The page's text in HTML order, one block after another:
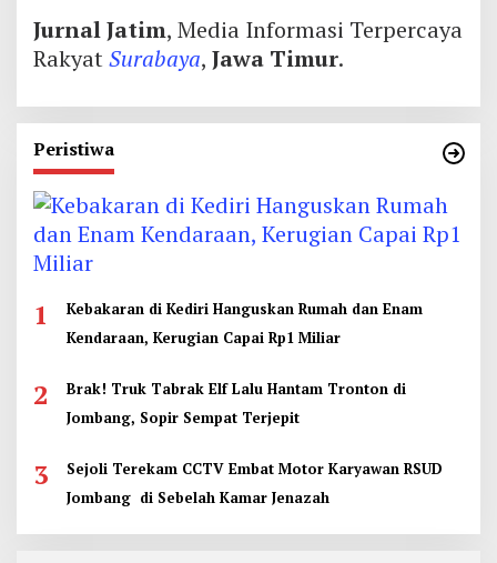
Jurnal Jatim, Media Informasi Terpercaya
RakyatSurabaya, Jawa Timur.
Peristiwa
1
Kebakaran di Kediri Hanguskan Rumah dan Enam
Kendaraan, Kerugian Capai Rp1 Miliar
2
Brak! Truk Tabrak Elf Lalu Hantam Tronton di
Jombang, Sopir Sempat Terjepit
3
Sejoli Terekam CCTV Embat Motor Karyawan RSUD
Jombang di Sebelah Kamar Jenazah